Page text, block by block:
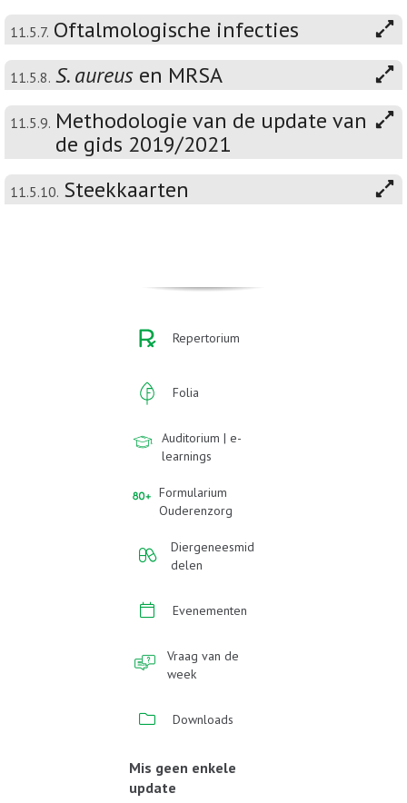
11.5.7. Oftalmologische infecties
11.5.8. S. aureus en MRSA
11.5.9. Methodologie van de update van
de gids 2019/2021
11.5.10. Steekkaarten
Repertorium
Folia
Auditorium | e-
learnings
Formularium
Ouderenzorg
Diergeneesmid
delen
Evenementen
Vraag van de
week
Downloads
Mis geen enkele
update